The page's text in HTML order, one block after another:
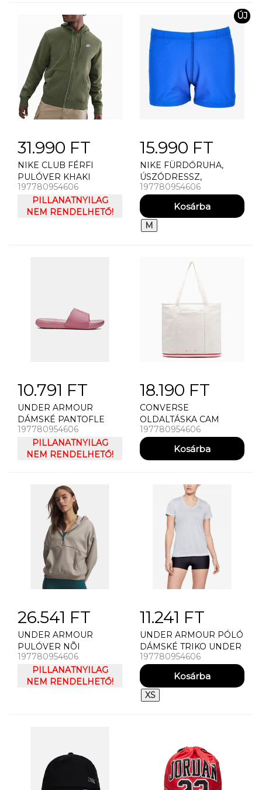
31.990 FT
NIKE CLUB FÉRFI
PULÓVER KHAKI
197780954606
PILLANATNYILAG
NEM RENDELHETŐ!
ÚJ
15.990 FT
NIKE FÜRDŐRUHA,
ÚSZÓDRESSZ,
ÚSZÓNADRÁG NIKE
SQUARE LEG B (NIKE
SWIM)
197780954606
M
10.791 FT
UNDER ARMOUR
DÁMSKÉ PANTOFLE
UNDER ARMOUR UA W
ANSA FIX SL
197780954606
PILLANATNYILAG
NEM RENDELHETŐ!
18.190 FT
CONVERSE
OLDALTÁSKA CAM
CONVERSE CHUCK
TOTE (HADDAD)
197780954606
26.541 FT
UNDER ARMOUR
PULÓVER NÕI
PULÓVER UNDER
ARMOUR UA ICON
FLEECE HZ HOODIE
197780954606
PILLANATNYILAG
NEM RENDELHETŐ!
11.241 FT
UNDER ARMOUR PÓLÓ
DÁMSKÉ TRIKO UNDER
ARMOUR TECH SSV -
TWIST
197780954606
XS